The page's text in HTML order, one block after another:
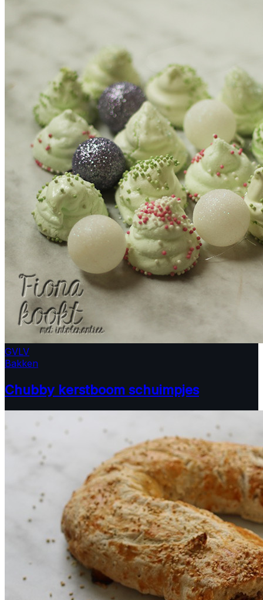
GVLV
Bakken
Chubby kerstboom schuimpjes